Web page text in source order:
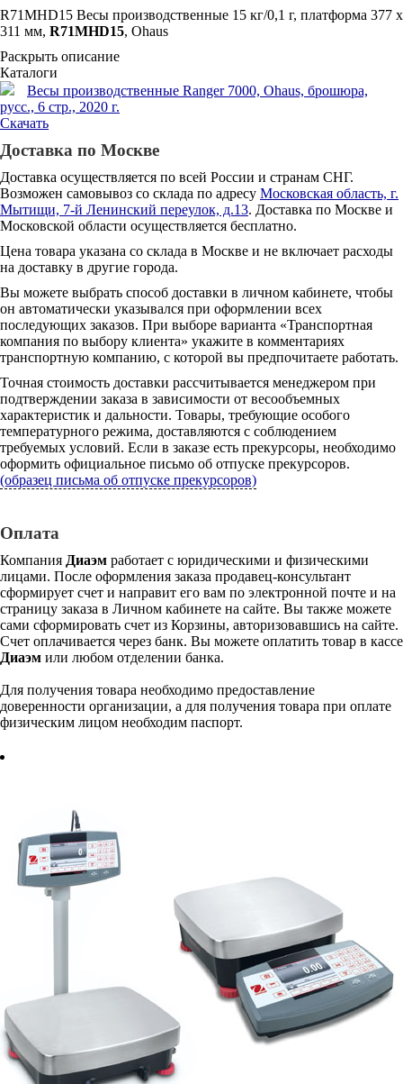
R71MHD15 Весы производственные 15 кг/0,1 г, платформа 377 x
311 мм, R71MHD15, Ohaus
Раскрыть описание
Каталоги
Весы производственные Ranger 7000, Ohaus, брошюра,
русс., 6 стр., 2020 г.
Скачать
Доставка по Москве
Доставка осуществляется по всей России и странам СНГ.
Возможен самовывоз со склада по адресу Московская область, г.
Мытищи, 7-й Ленинский переулок, д.13. Доставка по Москве и
Московской области осуществляется бесплатно.
Цена товара указана со склада в Москве и не включает расходы
на доставку в другие города.
Вы можете выбрать способ доставки в личном кабинете, чтобы
он автоматически указывался при оформлении всех
последующих заказов. При выборе варианта «Транспортная
компания по выбору клиента» укажите в комментариях
транспортную компанию, с которой вы предпочитаете работать.
Точная стоимость доставки рассчитывается менеджером при
подтверждении заказа в зависимости от весообъемных
характеристик и дальности. Товары, требующие особого
температурного режима, доставляются с соблюдением
требуемых условий. Если в заказе есть прекурсоры, необходимо
оформить официальное письмо об отпуске прекурсоров.
(образец письма об отпуске прекурсоров)
Оплата
Компания Диаэм работает с юридическими и физическими
лицами. После оформления заказа продавец-консультант
сформирует счет и направит его вам по электронной почте и на
страницу заказа в Личном кабинете на сайте. Вы также можете
сами сформировать счет из Корзины, авторизовавшись на сайте.
Счет оплачивается через банк. Вы можете оплатить товар в кассе
Диаэм или любом отделении банка.
Для получения товара необходимо предоставление
доверенности организации, а для получения товара при оплате
физическим лицом необходим паспорт.